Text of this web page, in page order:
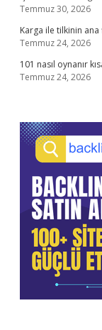
Temmuz 30, 2026
Karga ile tilkinin
Temmuz 24, 2026
101 nasıl oynanır
Temmuz 24, 2026